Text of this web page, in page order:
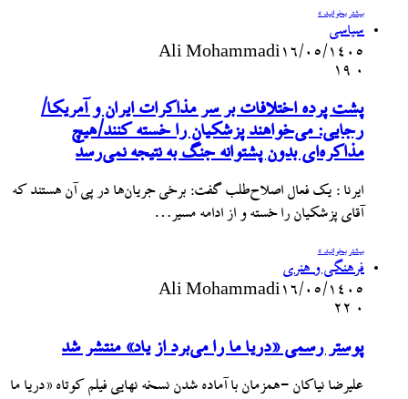
بیشتر بخوانید »
سیاسی
Ali Mohammadi ۱۶/۰۵/۱۴۰۵
۰
پشت پرده اختلافات بر سر مذاکرات ایران و آمریکا/
رجایی: می‌خواهند پزشکیان را خسته کنند/هیچ
مذاکره‌ای بدون پشتوانه جنگ به نتیجه نمی‌رسد
ایرنا : یک فعال اصلاح‌طلب گفت: برخی جریان‌ها در پی آن هستند که
آقای پزشکیان را خسته و از ادامه مسیر…
بیشتر بخوانید »
فرهنگی و هنری
Ali Mohammadi ۱۶/۰۵/۱۴۰۵
۰
پوستر رسمی «دریا ما را می‌برد از یاد» منتشر شد
علیرضا نیاکان -همزمان با آماده شدن نسخه نهایی فیلم کوتاه «دریا ما